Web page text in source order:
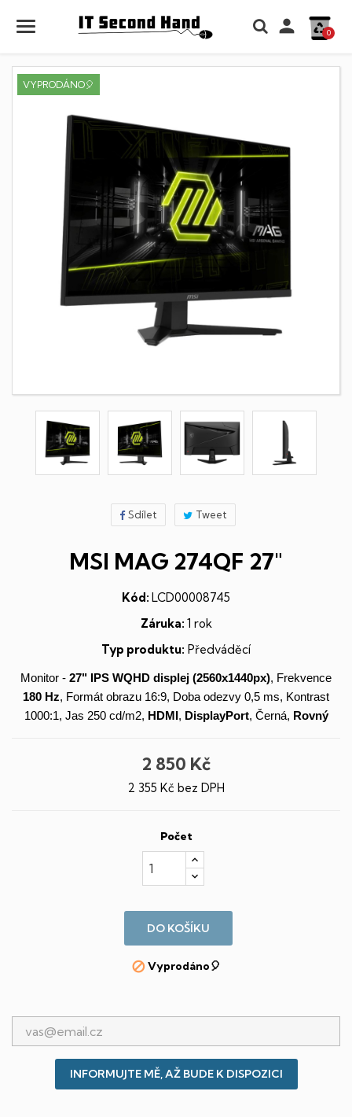
 0
VYPRODÁNO🎈
Sdílet Tweet
MSI MAG 274QF 27"
Kód: LCD00008745
Záruka: 1 rok
Typ produktu: Předváděcí
Monitor - 27" IPS WQHD displej (2560x1440px), Frekvence
180 Hz, Formát obrazu 16:9, Doba odezvy 0,5 ms, Kontrast
1000:1, Jas 250 cd/m2, HDMI , DisplayPort, Černá, Rovný
2 850 Kč
2 355 Kč bez DPH
Počet
DO KOŠÍKU
Vyprodáno🎈
INFORMUJTE MĚ, AŽ BUDE K DISPOZICI